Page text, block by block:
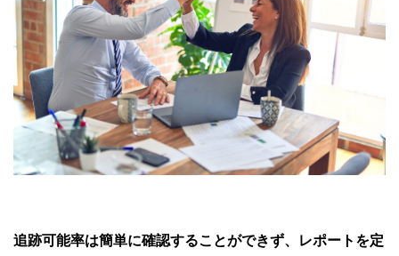
追跡可能率は簡単に確認することができず、レポートを定